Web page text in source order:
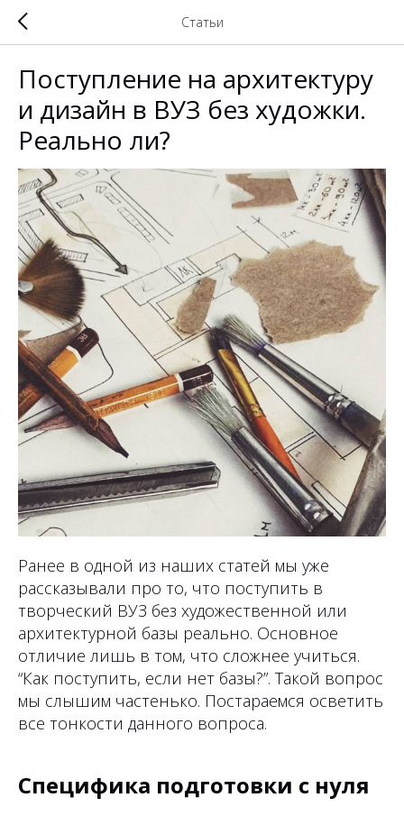
Статьи
Поступление на архитектуру
и дизайн в ВУЗ без художки.
Реально ли?
Ранее в одной из наших статей мы уже
рассказывали про то, что поступить в
творческий ВУЗ без художественной или
архитектурной базы реально. Основное
отличие лишь в том, что сложнее учиться.
“Как поступить, если нет базы?”. Такой вопрос
мы слышим частенько. Постараемся осветить
все тонкости данного вопроса.
Специфика подготовки с нуля